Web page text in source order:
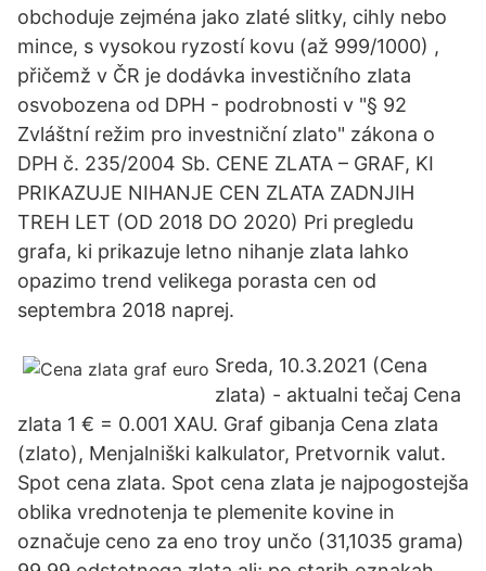
obchoduje zejména jako zlaté slitky, cihly nebo
mince, s vysokou ryzostí kovu (až 999/1000) ,
přičemž v ČR je dodávka investičního zlata
osvobozena od DPH - podrobnosti v "§ 92
Zvláštní režim pro investniční zlato" zákona o
DPH č. 235/2004 Sb. CENE ZLATA – GRAF, KI
PRIKAZUJE NIHANJE CEN ZLATA ZADNJIH
TREH LET (OD 2018 DO 2020) Pri pregledu
grafa, ki prikazuje letno nihanje zlata lahko
opazimo trend velikega porasta cen od
septembra 2018 naprej.
Sreda, 10.3.2021 (Cena
zlata) - aktualni tečaj Cena
zlata 1 € = 0.001 XAU. Graf gibanja Cena zlata
(zlato), Menjalniški kalkulator, Pretvornik valut.
Spot cena zlata. Spot cena zlata je najpogostejša
oblika vrednotenja te plemenite kovine in
označuje ceno za eno troy unčo (31,1035 grama)